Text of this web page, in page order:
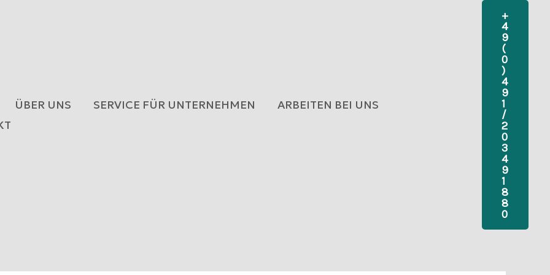
ÜBER UNS SERVICE FÜR UNTERNEHMEN
ARBEITEN BEI UNS
+
4
9
(
0
)
4
9
1
/
2
0
3
4
9
1
8
8
0